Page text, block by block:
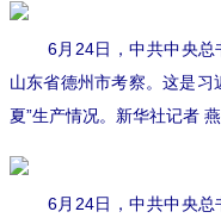
6月24日，中共中央
山东省德州市考察。这是习
夏”生产情况。新华社记者
6月24日，中共中央